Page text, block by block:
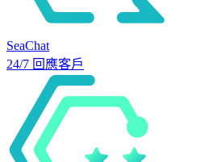
SeaChat
24/7 回應客戶